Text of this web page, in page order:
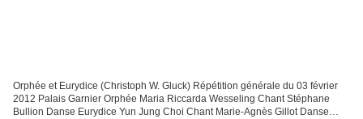
Orphée et Eurydice (Christoph W. Gluck) Répétition générale du 03 février
2012 Palais Garnier Orphée Maria Riccarda Wesseling Chant Stéphane
Bullion Danse Eurydice Yun Jung Choi Chant Marie-Agnès Gillot Danse